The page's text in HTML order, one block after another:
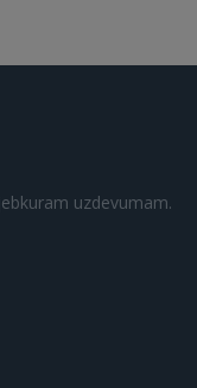
uzdevumam.